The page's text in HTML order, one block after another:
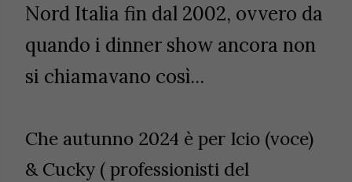
Nord Italia fin dal 2002, ovvero da
quando i dinner show ancora non
si chiamavano così...
Che autunno 2024 è per Icio (voce)
& Cucky ( professionisti del